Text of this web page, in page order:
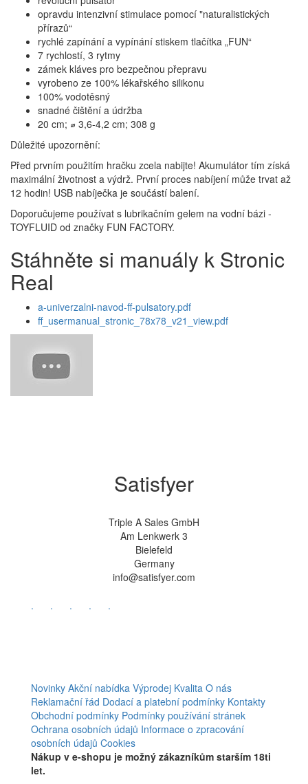
opravdu intenzivní stimulace pomocí "naturalistických
přírazů“
rychlé zapínání a vypínání stiskem tlačítka „FUN“
7 rychlostí, 3 rytmy
zámek kláves pro bezpečnou přepravu
vyrobeno ze 100% lékařského silikonu
100% vodotěsný
snadné čištění a údržba
20 cm; ⌀ 3,6-4,2 cm; 308 g
Důležité upozornění:
Před prvním použitím hračku zcela nabijte! Akumulátor tím získá
maximální životnost a výdrž. První proces nabíjení může trvat až
12 hodin! USB nabíječka je součástí balení.
Doporučujeme používat s lubrikačním gelem na vodní bázi -
TOYFLUID od značky FUN FACTORY.
Stáhněte si manuály k Stronic
Real
a-univerzalni-navod-ff-pulsatory.pdf
ff_usermanual_stronic_78x78_v21_view.pdf
Satisfyer
Triple A Sales GmbH
Am Lenkwerk 3
Bielefeld
Germany
info@satisfyer.com
. . . . .
Novinky Akční nabídka Výprodej Kvalita O nás
Reklamační řád Dodací a platební podmínky Kontakty
Obchodní podmínky Podmínky používání stránek
Ochrana osobních údajů Informace o zpracování
osobních údajů Cookies
Nákup v e-shopu je možný zákazníkům starším 18ti
let.